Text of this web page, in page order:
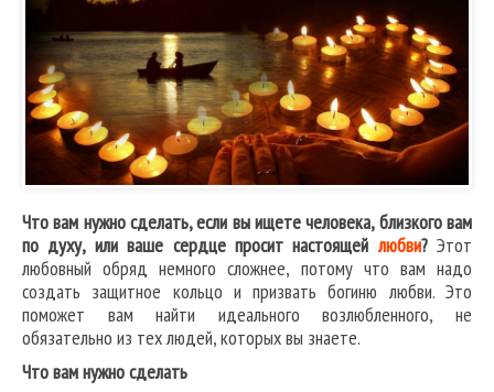
Что вам нужно сделать, если вы ищете человека, близкого вам
по духу, или ваше сердце просит настоящейлюбви?Этот
любовный обряд немного сложнее, потому что вам надо
создать защитное кольцо и призвать богиню любви. Это
поможет вам найти идеального возлюбленного, не
обязательно из тех людей, которых вы знаете.
Что вам нужно сделать